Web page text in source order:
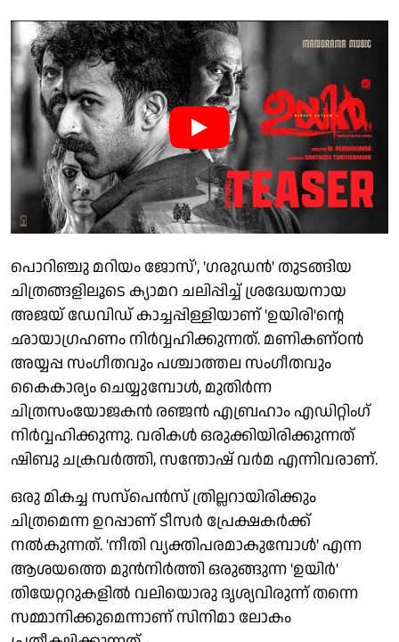
പൊറിഞ്ചു മറിയം ജോസ്', 'ഗരുഡൻ' തുടങ്ങിയ
ചിത്രങ്ങളിലൂടെ ക്യാമറ ചലിപ്പിച്ച് ശ്രദ്ധേയനായ
അജയ് ഡേവിഡ് കാച്ചപ്പിള്ളിയാണ് 'ഉയിരി'ന്റെ
ഛായാഗ്രഹണം നിർവ്വഹിക്കുന്നത്. മണികണ്ഠൻ
അയ്യപ്പ സംഗീതവും പശ്ചാത്തല സംഗീതവും
കൈകാര്യം ചെയ്യുമ്പോൾ, മുതിർന്ന
ചിത്രസംയോജകൻ രഞ്ജൻ എബ്രഹാം എഡിറ്റിംഗ്
നിർവ്വഹിക്കുന്നു. വരികൾ ഒരുക്കിയിരിക്കുന്നത്
ഷിബു ചക്രവർത്തി, സന്തോഷ് വർമ എന്നിവരാണ്.
ഒരു മികച്ച സസ്പെൻസ് ത്രില്ലറായിരിക്കും
ചിത്രമെന്ന ഉറപ്പാണ് ടീസർ പ്രേക്ഷകർക്ക്
നൽകുന്നത്. 'നീതി വ്യക്തിപരമാകുമ്പോൾ' എന്ന
ആശയത്തെ മുൻനിർത്തി ഒരുങ്ങുന്ന 'ഉയിർ'
തിയേറ്ററുകളിൽ വലിയൊരു ദൃശ്യവിരുന്ന് തന്നെ
സമ്മാനിക്കുമെന്നാണ് സിനിമാ ലോകം